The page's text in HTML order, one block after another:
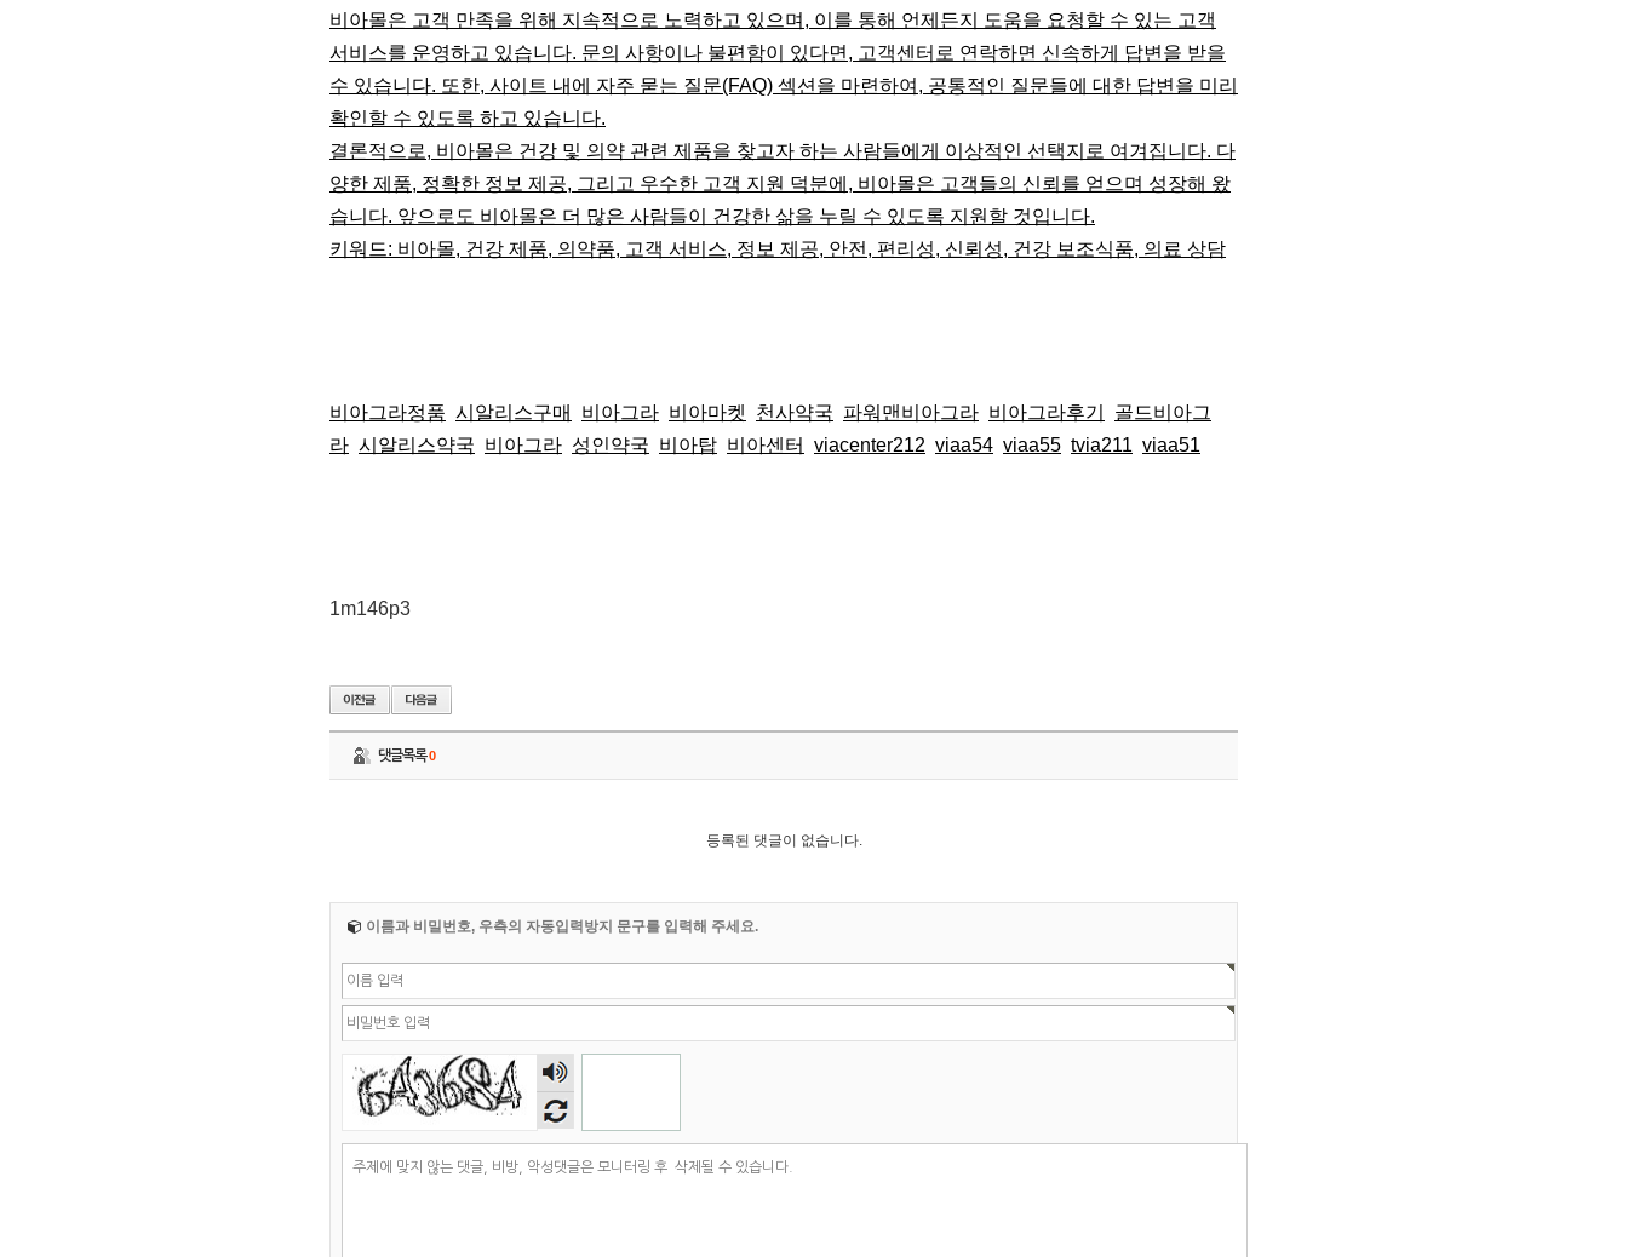
비아몰은 고객 만족을 위해 지속적으로 노력하고 있으며, 이를 통해 언제든지 도움을 요청할 수 있는 고객
서비스를 운영하고 있습니다. 문의 사항이나 불편함이 있다면, 고객센터로 연락하면 신속하게 답변을 받을
수 있습니다. 또한, 사이트 내에 자주 묻는 질문(FAQ) 섹션을 마련하여, 공통적인 질문들에 대한 답변을 미리
확인할 수 있도록 하고 있습니다.
결론적으로, 비아몰은 건강 및 의약 관련 제품을 찾고자 하는 사람들에게 이상적인 선택지로 여겨집니다. 다
양한 제품, 정확한 정보 제공, 그리고 우수한 고객 지원 덕분에, 비아몰은 고객들의 신뢰를 얻으며 성장해 왔
습니다. 앞으로도 비아몰은 더 많은 사람들이 건강한 삶을 누릴 수 있도록 지원할 것입니다.
키워드: 비아몰, 건강 제품, 의약품, 고객 서비스, 정보 제공, 안전, 편리성, 신뢰성, 건강 보조식품, 의료 상담
비아그라정품 시알리스구매 비아그라 비아마켓 천사약국 파워맨비아그라 비아그라후기
골드비아그
라 시알리스약국 비아그라 성인약국 비아탑 비아센터 viacenter212 viaa54 viaa55 tvia211 viaa51
1m146p3
댓글목록0
등록된 댓글이 없습니다.
이름과 비밀번호, 우측의 자동입력방지 문구를 입력해 주세요.
숫자
음성
듣기